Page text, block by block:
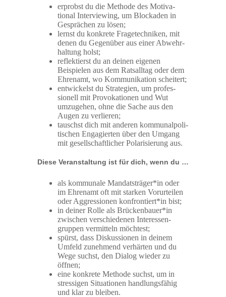
erprobst du die Methode des Motiva­
tional Inter­viewing, um Blockaden in
Gesprächen zu lösen;
lernst du konkrete Frage­tech­niken, mit
denen du Gegenüber aus einer Abwehr­
haltung holst;
reflek­tierst du an deinen eigenen
Beispielen aus dem Ratsalltag oder dem
Ehrenamt, wo Kommu­ni­kation scheitert;
entwickelst du Strategien, um profes­
sionell mit Provo­ka­tionen und Wut
umzugehen, ohne die Sache aus den
Augen zu verlieren;
tauschst dich mit anderen kommu­nal­po­li­
ti­schen Engagierten über den Umgang
mit gesell­schaft­licher Polari­sierung aus.
Diese Veran­staltung ist für dich, wenn du …
als kommunale Mandatsträger*in oder
im Ehrenamt oft mit starken Vorur­teilen
oder Aggres­sionen konfrontiert*in bist;
in deiner Rolle als Brückenbauer*in
zwischen verschie­denen Inter­es­sen­
gruppen vermitteln möchtest;
spürst, dass Diskus­sionen in deinem
Umfeld zunehmend verhärten und du
Wege suchst, den Dialog wieder zu
öffnen;
eine konkrete Methode suchst, um in
stres­sigen Situa­tionen handlungs­fähig
und klar zu bleiben.